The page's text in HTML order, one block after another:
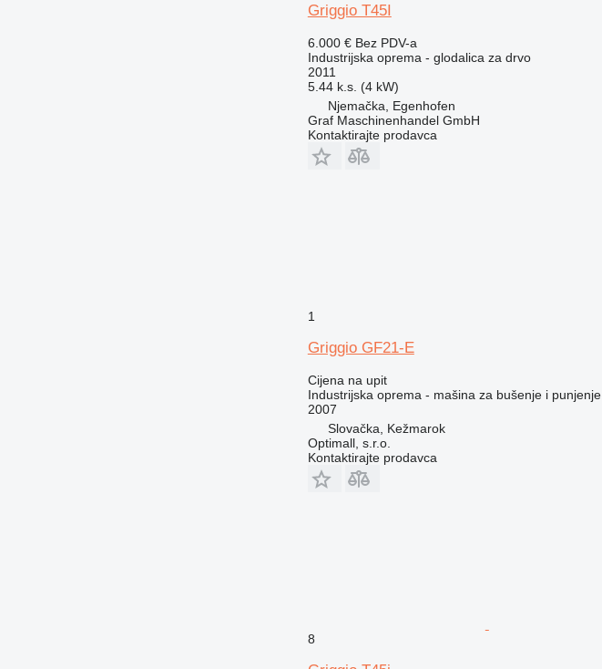
Griggio T45I
6.000 € Bez PDV-a
Industrijska oprema - glodalica za drvo
2011
5.44 k.s. (4 kW)
Njemačka, Egenhofen
Graf Maschinenhandel GmbH
Kontaktirajte prodavca
1
Griggio GF21-E
Cijena na upit
Industrijska oprema - mašina za bušenje i punjenje
2007
Slovačka, Kežmarok
Optimall, s.r.o.
Kontaktirajte prodavca
8